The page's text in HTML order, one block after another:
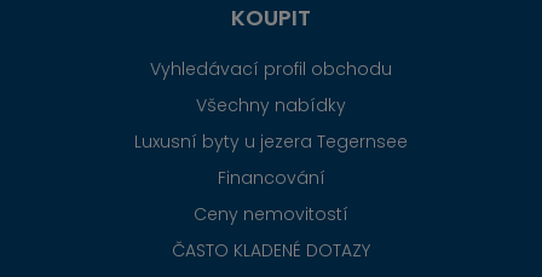
KOUPIT
Vyhledávací profil obchodu
Všechny nabídky
Luxusní byty u jezera Tegernsee
Financování
Ceny nemovitostí
ČASTO KLADENÉ DOTAZY